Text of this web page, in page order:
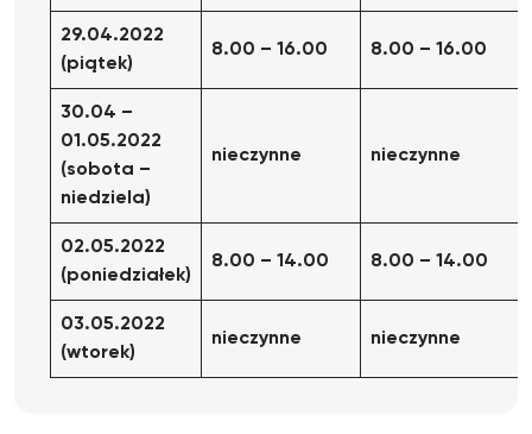
29.04.2022
(piątek)
8.00 – 16.00 8.00 – 16.00
30.04 –
01.05.2022
(sobota –
niedziela)
nieczynne nieczynne
02.05.2022
(poniedziałek)
8.00 – 14.00 8.00 – 14.00
03.05.2022
(wtorek)
nieczynne nieczynne